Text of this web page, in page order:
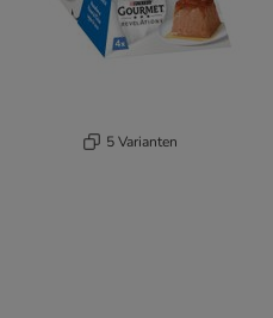
5 Varianten